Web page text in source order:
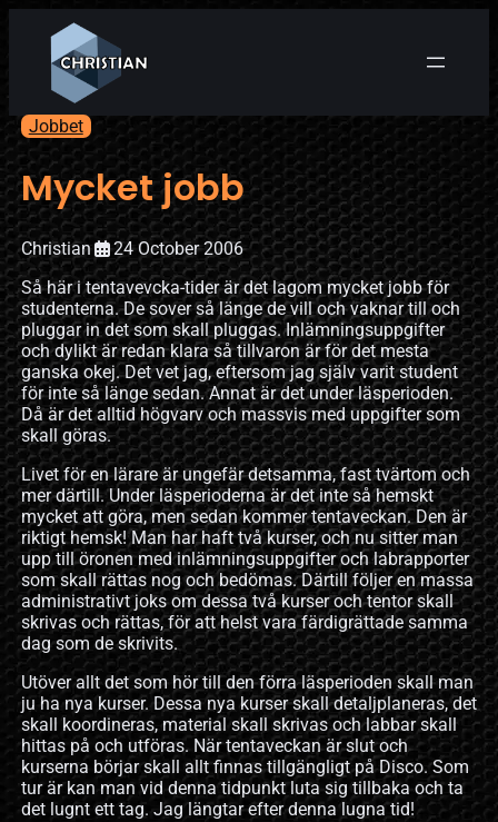
Jobbet
Mycket jobb
Christian
24 October 2006
Så här i tentavevcka-tider är det lagom mycket jobb för
studenterna. De sover så länge de vill och vaknar till och
pluggar in det som skall pluggas. Inlämningsuppgifter
och dylikt är redan klara så tillvaron är för det mesta
ganska okej. Det vet jag, eftersom jag själv varit student
för inte så länge sedan. Annat är det under läsperioden.
Då är det alltid högvarv och massvis med uppgifter som
skall göras.
Livet för en lärare är ungefär detsamma, fast tvärtom och
mer därtill. Under läsperioderna är det inte så hemskt
mycket att göra, men sedan kommer tentaveckan. Den är
riktigt hemsk! Man har haft två kurser, och nu sitter man
upp till öronen med inlämningsuppgifter och labrapporter
som skall rättas nog och bedömas. Därtill följer en massa
administrativt joks om dessa två kurser och tentor skall
skrivas och rättas, för att helst vara färdigrättade samma
dag som de skrivits.
Utöver allt det som hör till den förra läsperioden skall man
ju ha nya kurser. Dessa nya kurser skall detaljplaneras, det
skall koordineras, material skall skrivas och labbar skall
hittas på och utföras. När tentaveckan är slut och
kurserna börjar skall allt finnas tillgängligt på Disco. Som
tur är kan man vid denna tidpunkt luta sig tillbaka och ta
det lugnt ett tag. Jag längtar efter denna lugna tid!